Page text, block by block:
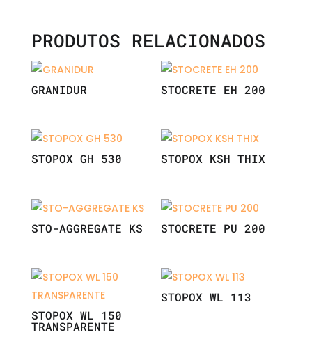
PRODUTOS RELACIONADOS
GRANIDUR STOCRETE EH 200
STOPOX GH 530 STOPOX KSH THIX
STO-AGGREGATE KS STOCRETE PU 200
STOPOX WL 150
TRANSPARENTE
STOPOX WL 113